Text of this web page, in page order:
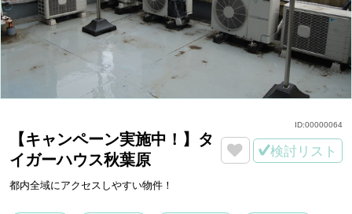
【キャンペーン実施中！】タ
イガーハウス秋葉原
都内全域にアクセスしやすい物件！
検討リスト
ID:00000064